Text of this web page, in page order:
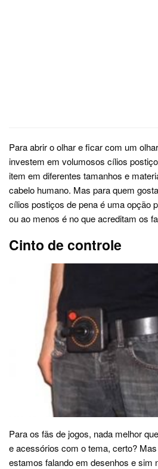
Para abrir o olhar e ficar com um
investem em volumosos cílios
item em diferentes tamanhos e
cabelo humano. Mas para quem
cílios postiços de pena é uma opção
ou ao menos é no que acreditam os
Cinto de controle
Para os fãs de jogos, nada melhor
e acessórios com o tema, certo?
estamos falando em desenhos e sim